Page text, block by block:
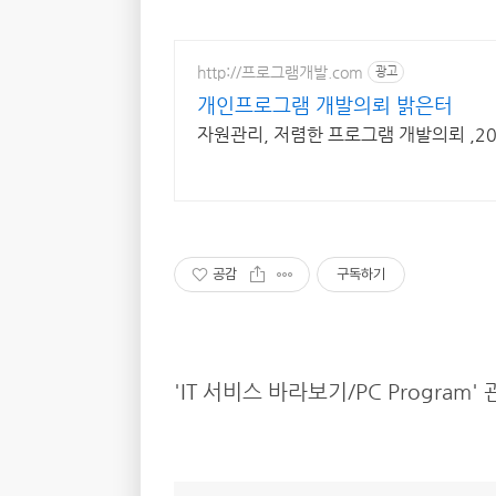
http://프로그램개발.com 광고
개인프로그램 개발의뢰 밝은터
자원관리, 저렴한 프로그램 개발의뢰
공감 구독하기
'IT 서비스 바라보기/PC Program'